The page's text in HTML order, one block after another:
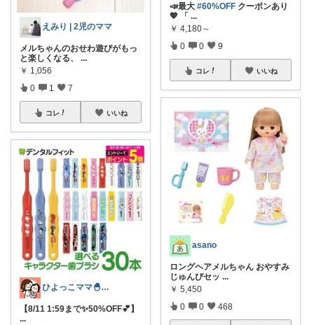
えみり | 2児のママ
メルちゃんのおせわ遊びがもっ
と楽しくなる、
...
￥ 1,056
0 1 7
コレ いいね
ひよっこママ🐣𓂃ゆるっと育児と暮らし
【8/11 1:59まで✨50%OFF💕】
...
📣最大 #60%OFF クーポンあり
💖 「 ...
￥ 4,180～
0 0 9
コレ いいね
asano
ロングヘアメルちゃん おやすみ
じゅんびセッ ...
￥ 5,450
0 0 468